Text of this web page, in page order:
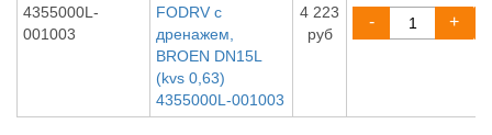
4355000L-
001003
FODRV с
дренажем,
BROEN DN15L
(kvs 0,63)
4355000L-001003
4 223
руб
- +